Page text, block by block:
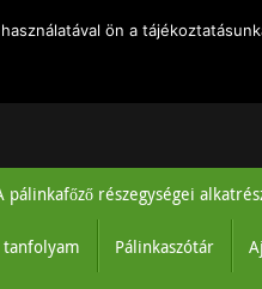
Rólam Regisztráció-belépés
pálinkafőző részegységei
tanfolyam Pálinkaszótár
ön a